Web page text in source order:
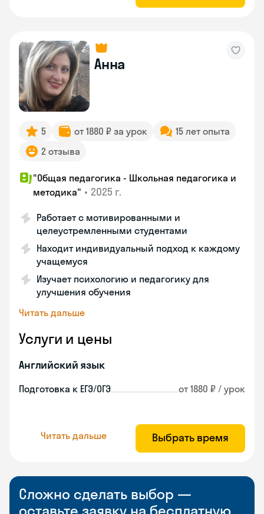
Анна
5 от 1880 ₽ за урок
15 лет опыта
2 отзыва
"Общая педагогика - Школьная педагогика и
методика" • 2025 г.
Работает с мотивированными и
целеустремленными студентами
Находит индивидуальный подход к каждому
учащемуся
Изучает психологию и педагогику для
улучшения обучения
Читать дальше
Услуги и цены
Английский язык
Подготовка к ЕГЭ/ОГЭ от 1880 ₽ / урок
Читать дальше Выбрать время
Сложно сделать выбор —
оставьте заявку на бесплатную